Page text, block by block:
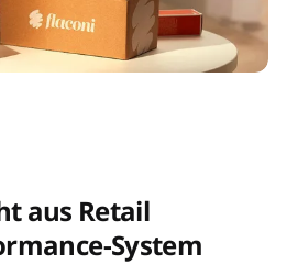
aus Retail
System